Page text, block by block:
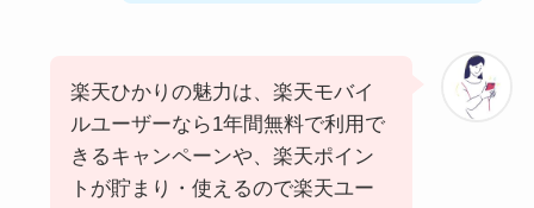
楽天ひかりの魅力は、楽天モバイ
ルユーザーなら1年間無料で利用で
きるキャンペーンや、楽天ポイン
トが貯まり・使えるので楽天ユー